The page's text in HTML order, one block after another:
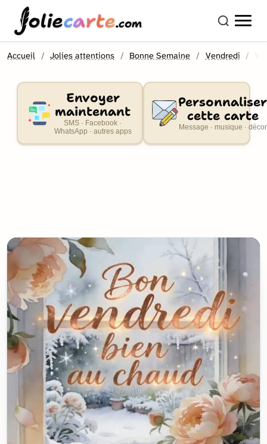
oliecarte.com
Accueil Jolies attentions Bonne Semaine Vendredi
Envoyer
maintenant
SMS · Facebook ·
WhatsApp · autres apps
Personnaliser
cette carte
Message · musique · décor